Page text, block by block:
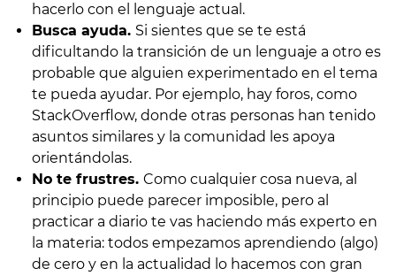
hacerlo con el lenguaje actual.
Busca ayuda. Si sientes que se te está
dificultando la transición de un lenguaje a otro es
probable que alguien experimentado en el tema
te pueda ayudar. Por ejemplo, hay foros, como
StackOverflow, donde otras personas han tenido
asuntos similares y la comunidad les apoya
orientándolas.
No te frustres. Como cualquier cosa nueva, al
principio puede parecer imposible, pero al
practicar a diario te vas haciendo más experto en
la materia: todos empezamos aprendiendo (algo)
de cero y en la actualidad lo hacemos con gran